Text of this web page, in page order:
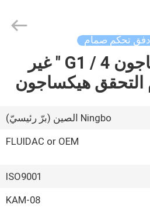
تحكم صمام
صمام هيكساجون G1 / 4 " غير
التحقق هيكساجون
Ningbo الصين (برّ رئيسيّ)
FLUIDAC or OEM
ISO9001
KAM-08